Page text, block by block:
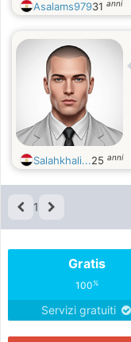
Asalams97931 anni
Salahkhali...25 anni
1
Gratis
100%
Servizi gratuiti